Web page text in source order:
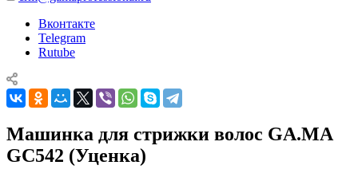
Вконтакте
Telegram
Rutube
Машинка для стрижки волос GA.MA
GC542 (Уценка)